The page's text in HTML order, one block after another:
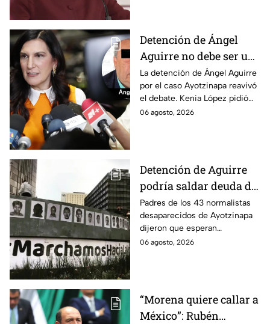
Detención de Ángel
Aguirre no debe ser un
distractor, pide Kenia
López; exige justicia
por caso Ayotzinapa
La detención de Ángel Aguirre
por el caso Ayotzinapa reavivó
el debate. Kenia López pidió
que no sea un distractor
06 agosto, 2026
Detención de Aguirre
podría saldar deuda de
justicia: padres de los
43 de Ayotzinapa
Padres de los 43 normalistas
desaparecidos de Ayotzinapa
dijeron que esperan
información oficial sobre la
06 agosto, 2026
“Morena quiere callar a
México”: Rubén